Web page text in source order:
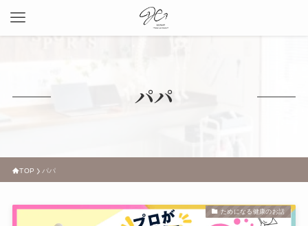
パパ
TOP パパ
ためになる健康のお話